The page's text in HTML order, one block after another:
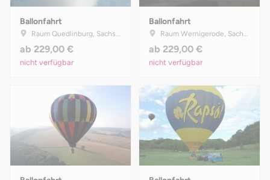
Ballonfahrt
Raum Quedlinburg, Sachsen-Anhalt
ab 229,00 €
nicht verfügbar
Ballonfahrt
Raum Wernigerode, Sachsen-Anhalt
ab 229,00 €
nicht verfügbar